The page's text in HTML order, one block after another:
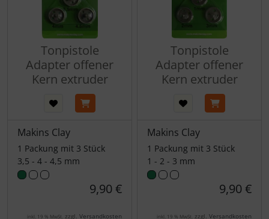
Tonpistole
Adapter offener
Kern extruder
Makins Clay
1 Packung mit 3 Stück
3,5 - 4 - 4,5 mm
9,90 €
inkl. 19 % MwSt. zzgl. Versandkosten
Tonpistole
Adapter offener
Kern extruder
Makins Clay
1 Packung mit 3 Stück
1 - 2 - 3 mm
9,90 €
inkl. 19 % MwSt. zzgl. Versandkosten